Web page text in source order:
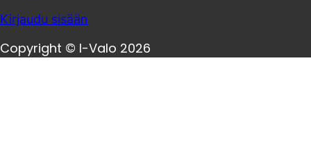
Kirjaudu sisään
Copyright © I-Valo 2026